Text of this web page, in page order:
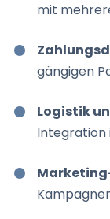
mit
gängigen
Logistik
Integration